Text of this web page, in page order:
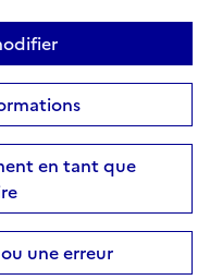
en tant que
une erreur